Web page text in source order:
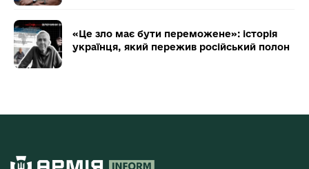
«Це зло має бути переможене»: історія
українця, який пережив російський полон